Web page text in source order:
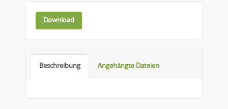
Download
Beschreibung Angehängte Dateien